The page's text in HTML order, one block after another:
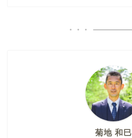
菊地 和巳